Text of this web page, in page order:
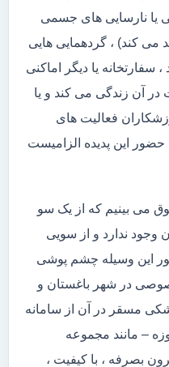
یا نارسایی های جسمی
می کند) ، گردهمایی هایی
سفارتخانه یا دیگر اماکنی
در آن زندگی می کند و یا
فعالیت های
این پدیده الزامیست
می بینیم که از یک سو
وجود ندارد و از سویی
این وسیله چشم پوشی
در شهر باغستان و
مسقر در آن از سامانه
– مانند مجموعه
بصرفه ، با کیفیت ،